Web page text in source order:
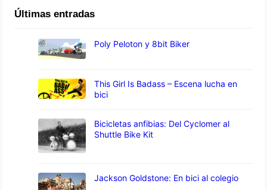
Últimas entradas
Poly Peloton y 8bit Biker
This Girl Is Badass – Escena lucha en
bici
Bicicletas anfibias: Del Cyclomer al
Shuttle Bike Kit
Jackson Goldstone: En bici al colegio